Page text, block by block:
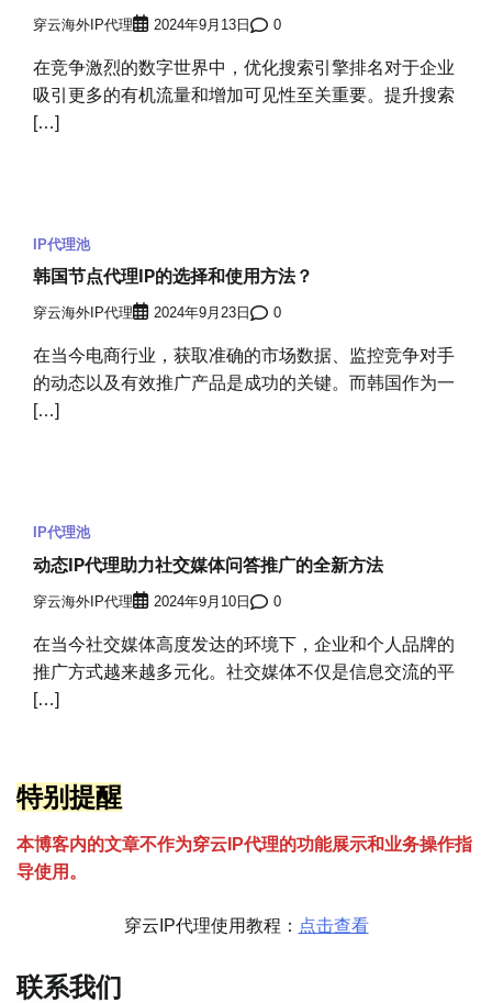
穿云海外IP代理 2024年9月13日 0
在竞争激烈的数字世界中，优化搜索引擎排名对于企业
吸引更多的有机流量和增加可见性至关重要。提升搜索
[…]
IP代理池
韩国节点代理IP的选择和使用方法？
穿云海外IP代理 2024年9月23日 0
在当今电商行业，获取准确的市场数据、监控竞争对手
的动态以及有效推广产品是成功的关键。而韩国作为一
[…]
IP代理池
动态IP代理助力社交媒体问答推广的全新方法
穿云海外IP代理 2024年9月10日 0
在当今社交媒体高度发达的环境下，企业和个人品牌的
推广方式越来越多元化。社交媒体不仅是信息交流的平
[…]
特别提醒
本博客内的文章不作为穿云 P代理的功能展示和业务操作指
导使用。
穿云IP代理使用教程： 点击查看
联系我们